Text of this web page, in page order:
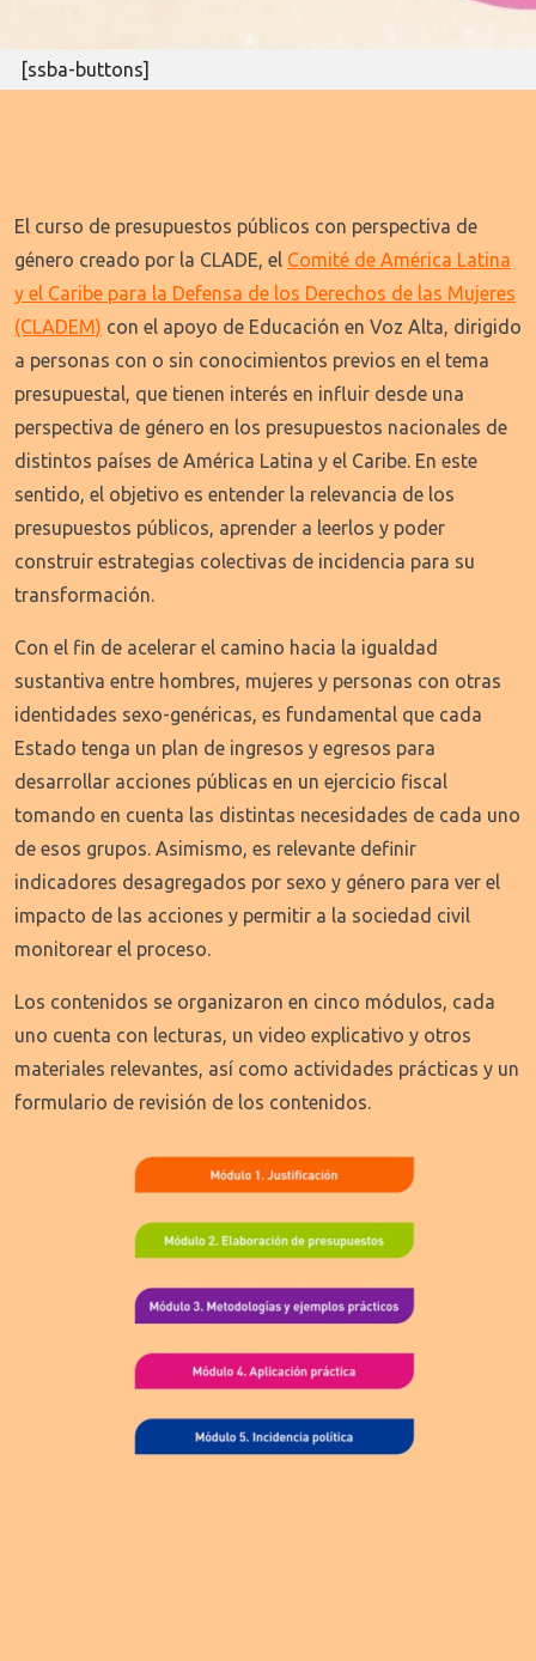
[ssba-buttons]
El curso de presupuestos públicos con perspectiva de
género creado por la CLADE, el Comité de América Latina
y el Caribe para la Defensa de los Derechos de las Mujeres
(CLADEM) con el apoyo de Educación en Voz Alta, dirigido
a personas con o sin conocimientos previos en el tema
presupuestal, que tienen interés en influir desde una
perspectiva de género en los presupuestos nacionales de
distintos países de América Latina y el Caribe. En este
sentido, el objetivo es entender la relevancia de los
presupuestos públicos, aprender a leerlos y poder
construir estrategias colectivas de incidencia para su
transformación.
Con el fin de acelerar el camino hacia la igualdad
sustantiva entre hombres, mujeres y personas con otras
identidades sexo-genéricas, es fundamental que cada
Estado tenga un plan de ingresos y egresos para
desarrollar acciones públicas en un ejercicio fiscal
tomando en cuenta las distintas necesidades de cada uno
de esos grupos. Asimismo, es relevante definir
indicadores desagregados por sexo y género para ver el
impacto de las acciones y permitir a la sociedad civil
monitorear el proceso.
Los contenidos se organizaron en cinco módulos, cada
uno cuenta con lecturas, un video explicativo y otros
materiales relevantes, así como actividades prácticas y un
formulario de revisión de los contenidos.